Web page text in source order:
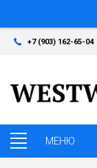
+7 (903) 162-65-04